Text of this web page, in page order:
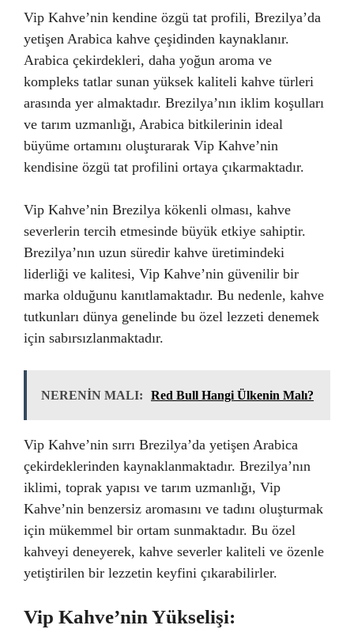
Vip Kahve’nin kendine özgü tat profili, Brezilya’da
yetişen Arabica kahve çeşidinden kaynaklanır.
Arabica çekirdekleri, daha yoğun aroma ve
kompleks tatlar sunan yüksek kaliteli kahve türleri
arasında yer almaktadır. Brezilya’nın iklim koşulları
ve tarım uzmanlığı, Arabica bitkilerinin ideal
büyüme ortamını oluşturarak Vip Kahve’nin
kendisine özgü tat profilini ortaya çıkarmaktadır.
Vip Kahve’nin Brezilya kökenli olması, kahve
severlerin tercih etmesinde büyük etkiye sahiptir.
Brezilya’nın uzun süredir kahve üretimindeki
liderliği ve kalitesi, Vip Kahve’nin güvenilir bir
marka olduğunu kanıtlamaktadır. Bu nedenle, kahve
tutkunları dünya genelinde bu özel lezzeti denemek
için sabırsızlanmaktadır.
NERENİN MALI: Red Bull Hangi Ülkenin Malı?
Vip Kahve’nin sırrı Brezilya’da yetişen Arabica
çekirdeklerinden kaynaklanmaktadır. Brezilya’nın
iklimi, toprak yapısı ve tarım uzmanlığı, Vip
Kahve’nin benzersiz aromasını ve tadını oluşturmak
için mükemmel bir ortam sunmaktadır. Bu özel
kahveyi deneyerek, kahve severler kaliteli ve özenle
yetiştirilen bir lezzetin keyfini çıkarabilirler.
Vip Kahve’nin Yükselişi: